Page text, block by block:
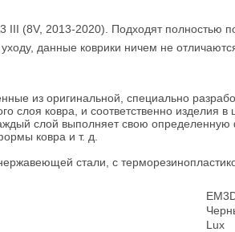
III (8V, 2013-2020). Подходят
данные коврики ничем не
из оригинальной, специально
слоя ковра, и соответственно изделия в
слой выполняет свою
ковра и т. д.
стали, с
Lux